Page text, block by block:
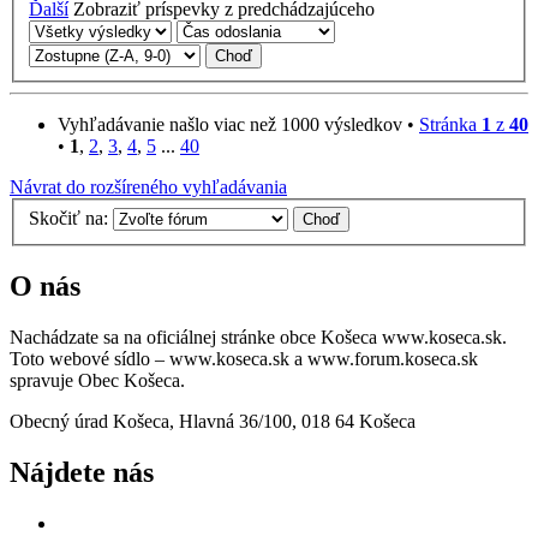
Ďalší Zobraziť príspevky z predchádzajúceho
Vyhľadávanie našlo viac než 1000 výsledkov • Stránka 1 z 40
• 1, 2, 3, 4, 5 ... 40
Návrat do rozšíreného vyhľadávania
Skočiť na:
O nás
Nachádzate sa na oficiálnej stránke obce Košeca www.koseca.sk.
Toto webové sídlo – www.koseca.sk a www.forum.koseca.sk
spravuje Obec Košeca.
Obecný úrad Košeca, Hlavná 36/100, 018 64 Košeca
Nájdete nás